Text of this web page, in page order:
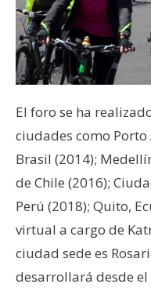
El foro se ha
ciudades como
Brasil (2014);
de Chile (2016);
Perú (2018); Quito,
virtual a cargo de
ciudad sede es
desarrollará desde